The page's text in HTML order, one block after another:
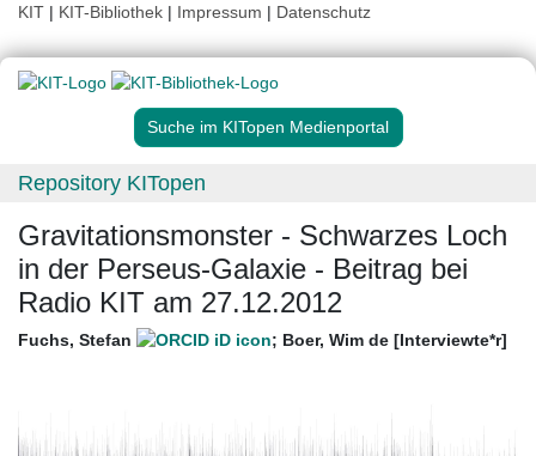
KIT | KIT-Bibliothek | Impressum | Datenschutz
Suche im KITopen Medienportal
Repository KITopen
Gravitationsmonster - Schwarzes Loch
in der Perseus-Galaxie - Beitrag bei
Radio KIT am 27.12.2012
Fuchs, Stefan ; Boer, Wim de [Interviewte*r]